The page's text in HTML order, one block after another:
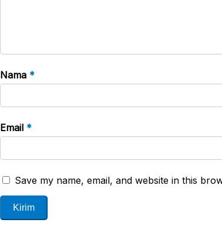
Nama *
Email *
Save my name, email, and website in this